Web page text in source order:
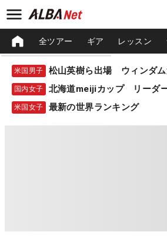
全ツアー ギア レッスン
米国男子
国内女子 北海道meijiカップ リーダ
米国女子 最新の世界ランキング